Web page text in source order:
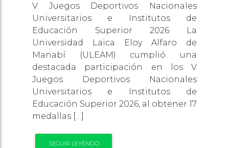
V Juegos Deportivos Nacionales
Universitarios e Institutos de
Educación Superior 2026 La
Universidad Laica Eloy Alfaro de
Manabí (ULEAM) cumplió una
destacada participación en los V
Juegos Deportivos Nacionales
Universitarios e Institutos de
Educación Superior 2026, al obtener 17
medallas […]
SEGUIR LEYENDO